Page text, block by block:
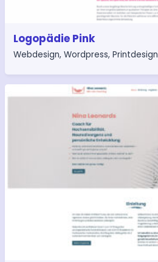
Logopädie Pink
Webdesign, Wordpress, Printdesign